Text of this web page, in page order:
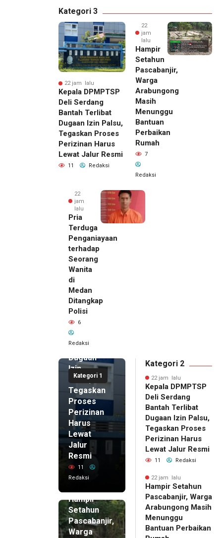
Kategori 3
22 jam lalu
Kepala DPMPTSP
Deli Serdang
Bantah Terlibat
Dugaan Izin Palsu,
Tegaskan Proses
Perizinan Harus
Lewat Jalur Resmi
11 Redaksi
22
jam
lalu
Hampir
Setahun
Pascabanjir,
Warga
Arabungong
Masih
Menunggu
Bantuan
Perbaikan
Rumah
7
Redaksi
22
jam
lalu
Pria
Terduga
Penganiayaan
terhadap
Seorang
Wanita
di
Medan
Ditangkap
Polisi
6
Redaksi
Kategori 1
22 jam lalu
Kepala
DPMPTSP
Deli
Serdang
Bantah
Terlibat
Dugaan
Izin
Palsu,
Tegaskan
Proses
Perizinan
Harus
Lewat
Jalur
Resmi
11
Redaksi
Hampir
Setahun
Pascabanjir,
Warga
Kategori 2
22 jam lalu
Kepala DPMPTSP
Deli Serdang
Bantah Terlibat
Dugaan Izin Palsu,
Tegaskan Proses
Perizinan Harus
Lewat Jalur Resmi
11 Redaksi
22 jam lalu
Hampir Setahun
Pascabanjir, Warga
Arabungong Masih
Menunggu
Bantuan Perbaikan